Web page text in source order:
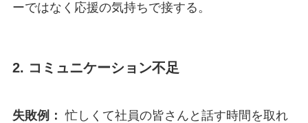
ーではなく応援の気持ちで接する。
2. コミュニケーション不足
失敗例： 忙しくて社員の皆さんと話す時間を取れ